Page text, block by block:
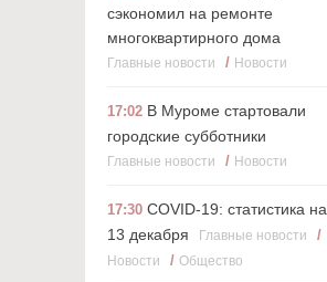
сэкономил на ремонте
многоквартирного дома
Главные новости / Новости
17:02 В Муроме стартовали
городские субботники
Главные новости / Новости
17:30 COVID-19: статистика на
13 декабря
Главные новости /
Новости / Общество